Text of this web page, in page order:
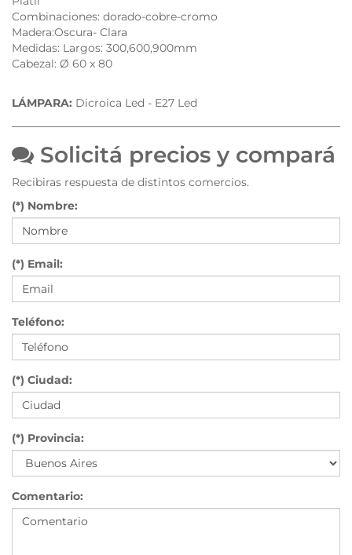
Combinaciones: dorado-cobre-cromo
Madera:Oscura- Clara
Medidas: Largos: 300,600,900mm
Cabezal: Ø 60 x 80
LÁMPARA: Dicroica Led - E27 Led
Solicitá precios y compará
Recibiras respuesta de distintos comercios.
(*) Nombre:
(*) Email:
Teléfono:
(*) Ciudad:
(*) Provincia:
Comentario: